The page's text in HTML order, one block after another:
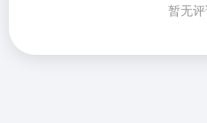
暂无